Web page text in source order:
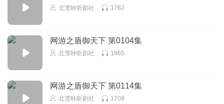
北雪聆听剧社 1762
网游之盾御天下 第0104集
北雪聆听剧社 1865
网游之盾御天下 第0114集
北雪聆听剧社 1709